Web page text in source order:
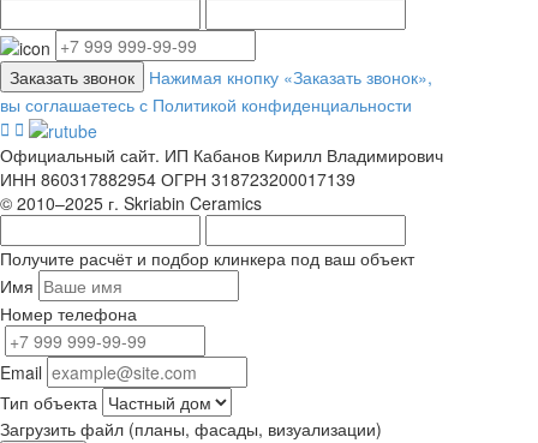
Заказать звонок
Нажимая кнопку «Заказать звонок»,
вы соглашаетесь с Политикой конфиденциальности
Официальный сайт. ИП Кабанов Кирилл Владимирович
ИНН 860317882954 ОГРН 318723200017139
© 2010–2025 г. Skriabin Ceramics
Получите расчёт и подбор клинкера под ваш объект
Имя
Номер телефона
Email
Тип объекта
Загрузить файл (планы, фасады, визуализации)